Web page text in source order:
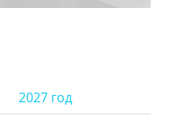
2027 год